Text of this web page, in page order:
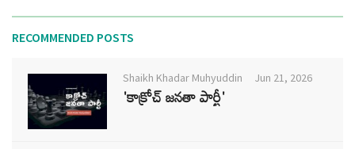
RECOMMENDED POSTS
Shaikh Khadar Muhyuddin Jun 21, 2026
'కాక్రోచ్ జనతా పార్టీ'